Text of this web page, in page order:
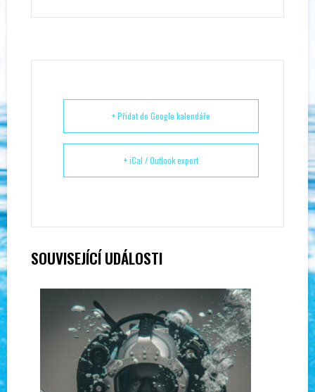
+ Přidat do Google kalendáře
+ iCal / Outlook export
SOUVISEJÍCÍ UDÁLOSTI